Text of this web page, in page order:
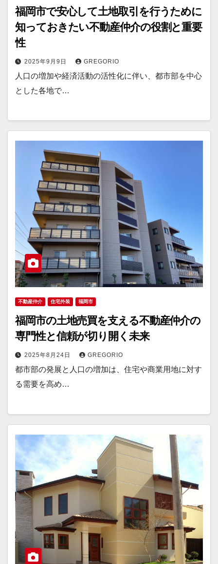
福岡市で安心して土地取引を行うために
知っておきたい不動産仲介の役割と重要
性
2025年9月9日 GREGORIO
人口の増加や経済活動の活性化に伴い、都市部を中心
とした各地で…
不動産仲介 住宅外装 福岡市
福岡市の土地売買を支える不動産仲介の
専門性と信頼が切り開く未来
2025年8月24日 GREGORIO
都市部の発展と人口の増加は、住宅や商業用地に対す
る需要を高め…